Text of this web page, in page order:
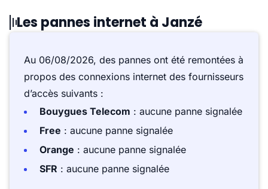
Les pannes internet à Janzé
Au 06/08/2026, des pannes ont été remontées à
propos des connexions internet des fournisseurs
d’accès suivants :
Bouygues Telecom : aucune panne signalée
Free : aucune panne signalée
Orange : aucune panne signalée
SFR : aucune panne signalée